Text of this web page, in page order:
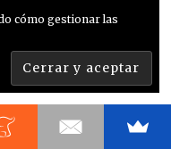
=)
cómo gestionar las